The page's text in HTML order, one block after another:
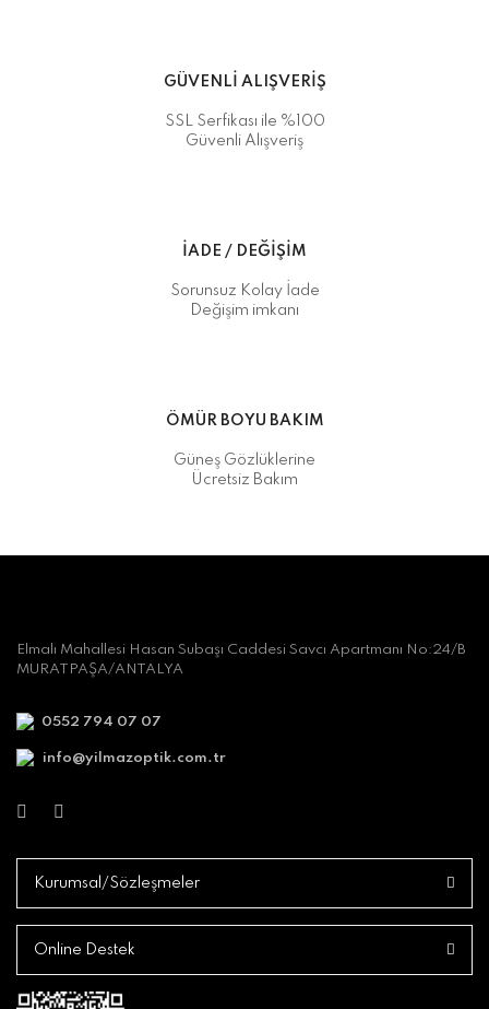
GÜVENLİ ALIŞVERİŞ
SSL Serfikası ile %100
Güvenli Alışveriş
İADE / DEĞİŞİM
Sorunsuz Kolay İade
Değişim imkanı
ÖMÜR BOYU BAKIM
Güneş Gözlüklerine
Ücretsiz Bakım
Elmalı Mahallesi Hasan Subaşı Caddesi Savcı Apartmanı No:24/B
MURATPAŞA/ANTALYA
0552 794 07 07
info@yilmazoptik.com.tr
Kurumsal/Sözleşmeler
Online Destek